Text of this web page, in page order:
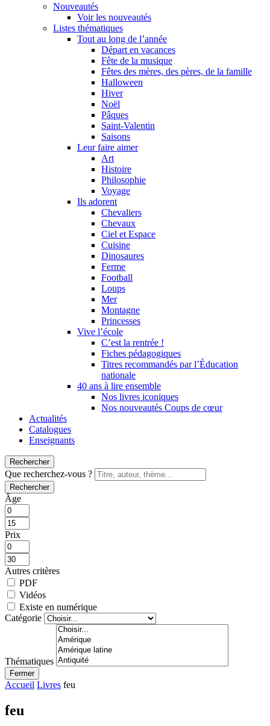
Nouveautés
Voir les nouveautés
Listes thématiques
Tout au long de l’année
Départ en vacances
Fête de la musique
Fêtes des mères, des pères, de la famille
Halloween
Hiver
Noël
Pâques
Saint-Valentin
Saisons
Leur faire aimer
Art
Histoire
Philosophie
Voyage
Ils adorent
Chevaliers
Chevaux
Ciel et Espace
Cuisine
Dinosaures
Ferme
Football
Loups
Mer
Montagne
Princesses
Vive l’école
C’est la rentrée !
Fiches pédagogiques
Titres recommandés par l’Éducation
nationale
40 ans à lire ensemble
Nos livres iconiques
Nos nouveautés Coups de cœur
Actualités
Catalogues
Enseignants
Rechercher
Que recherchez-vous ?
Rechercher
Âge
Prix
Autres critères
PDF
Vidéos
Existe en numérique
Catégorie
Thématiques
Fermer
Accueil Livres feu
feu